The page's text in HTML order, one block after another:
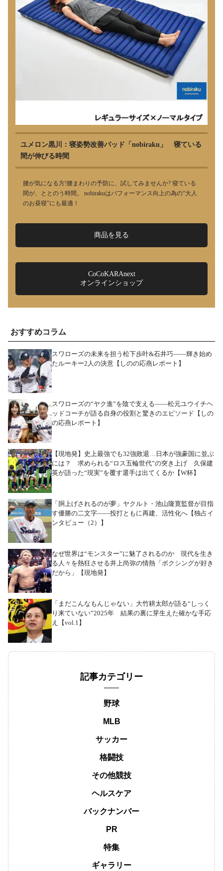
ユメロン黒川：寝姿勢改善パッド「nobiraku」 寝ている
間が伸びる時間
腰が気になる方!腰まわりの予防に、試してみませんか? 寝ている
間が、ととのう時間。 nobirakuはパフォーマンス向上の為の“大人
のお昼寝”にも最適！
商品を見る
CoCoKARAnext
オンラインショップ
おすすめコラム
スワローズの未来を担う松下歩叶&石井巧――輝き始め
たルーキー2人の決意【しのの応燕レポート】
スワローズの“ヤク進”を陰で支える――松元ユウイチヘ
ッドコーチが語る自身の役割と驚きのエピソード【しの
の応燕レポート】
【現地発】史上最強でも32強敗退…日本が強豪国に並ぶ
には？ 求められる“ロス五輪世代”の突き上げ 久保建
英が語った“現実”を覆す選手は出てくるか【W杯】
「胴上げされるのが夢」ヤクルト・池山隆寛監督が目指
す優勝の二文字――投打ともに再建、活性化へ【独占イ
ンタビュー（2）】
なぜ世界は“モンスター”に魅了されるのか 現代を生き
る人々を熱狂させる井上尚弥の情熱「ボクシングが好き
だから」【現地発】
「まだこんなもんじゃない」大竹耕太郎が語る“しっく
り来ていない”2025年 結果の裏に芽生えた確かな手応
え【vol.1】
記事カテゴリー
野球
MLB
サッカー
格闘技
その他競技
ヘルスケア
バックナンバー
PR
特集
ギャラリー